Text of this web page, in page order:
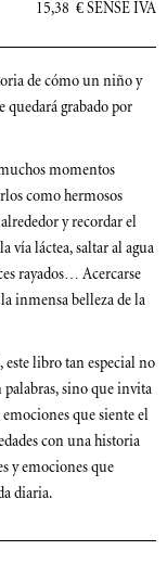
15,38 € SENSE IVA
de cómo un niño y
quedará grabado por
momentos
como hermosos
y recordar el
vía láctea, saltar al agua
rayados… Acercarse
inmensa belleza de la
libro tan especial no
palabras, sino que invita
que siente el
con una historia
y emociones que
diaria.